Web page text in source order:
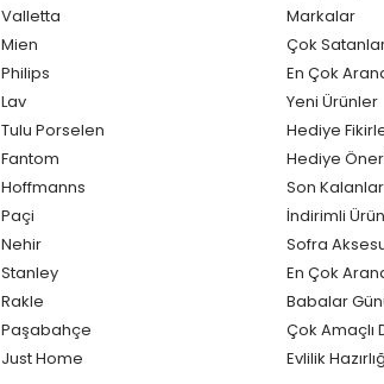
Valletta
Mien
Philips
Lav
Tulu Porselen
Fantom
Hoffmanns
Paçi
Nehir
Stanley
Rakle
Paşabahçe
Just Home
Markalar
Çok
En Çok
Yeni Ürünler
Hediye
Hediye
Son Kalanlar
İndirimli
Sofra
En Çok
Babalar
Çok Amaçlı
Evlilik